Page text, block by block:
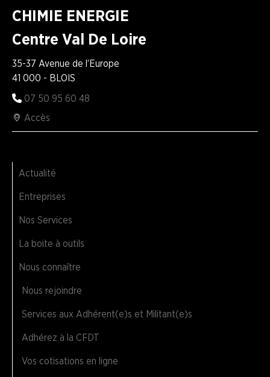
CHIMIE ENERGIE
Centre Val De Loire
35-37 Avenue de l’Europe
41 000 - BLOIS
07 50 95 60 48
Accès
Actualité
Entreprises
Nos Services
La boite à outils
Nous connaître
Nous rejoindre
Services aux Adhérent(e)s et Militant(e)s
Adhérez à la CFDT
Vos cotisations en ligne